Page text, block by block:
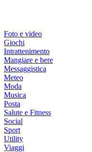
Foto e video
Giochi
Intrattenimento
Mangiare e bere
Messaggistica
Meteo
Moda
Musica
Posta
Salute e Fitness
Social
Sport
Utility
Viaggi